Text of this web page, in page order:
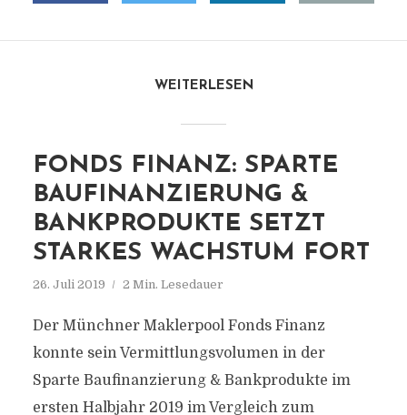
WEITERLESEN
FONDS FINANZ: SPARTE
BAUFINANZIERUNG &
BANKPRODUKTE SETZT
STARKES WACHSTUM FORT
26. Juli 2019 2 Min. Lesedauer
Der Münchner Maklerpool Fonds Finanz
konnte sein Vermittlungsvolumen in der
Sparte Baufinanzierung & Bankprodukte im
ersten Halbjahr 2019 im Vergleich zum